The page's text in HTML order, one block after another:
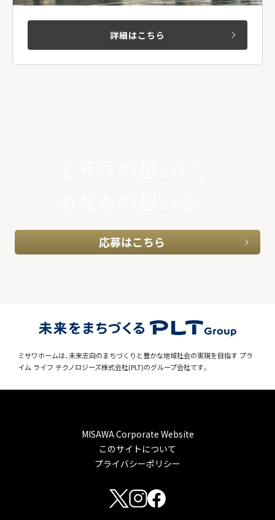
詳細はこちら
応募はこちら
ミサワホームは、未来志向のまちづくりと豊かな地域社会の実現を目指す プラ
イム ライフ テクノロジーズ株式会社(PLT)のグループ会社です。
MISAWA Corporate Website
このサイトについて
プライバシーポリシー